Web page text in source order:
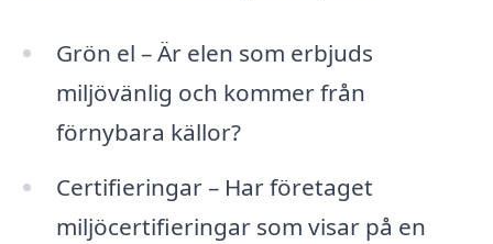
Grön el – Är elen som erbjuds
miljövänlig och kommer från
förnybara källor?
Certifieringar – Har företaget
miljöcertifieringar som visar på en